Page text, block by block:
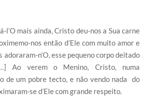
l’O mais ainda, Cristo deu-nos a Sua carne
nos então d’Ele com muito amor e
n’O, esse pequeno corpo deitado
Ao verem o Menino, Cristo, numa
de um pobre tecto, e não vendo nada do
se d’Ele com grande respeito.